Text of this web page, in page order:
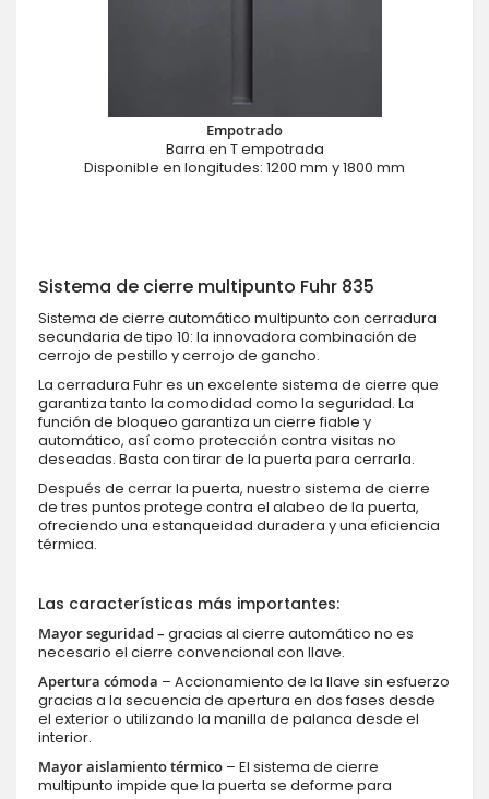
Empotrado
Barra en T empotrada
Disponible en longitudes: 1200 mm y 1800 mm
Sistema de cierre multipunto Fuhr 835
Sistema de cierre automático multipunto con cerradura
secundaria de tipo 10: la innovadora combinación de
cerrojo de pestillo y cerrojo de gancho.
La cerradura Fuhr es un excelente sistema de cierre que
garantiza tanto la comodidad como la seguridad. La
función de bloqueo garantiza un cierre fiable y
automático, así como protección contra visitas no
deseadas. Basta con tirar de la puerta para cerrarla.
Después de cerrar la puerta, nuestro sistema de cierre
de tres puntos protege contra el alabeo de la puerta,
ofreciendo una estanqueidad duradera y una eficiencia
térmica.
Las características más importantes:
Mayor seguridad – gracias al cierre automático no es
necesario el cierre convencional con llave.
Apertura cómoda – Accionamiento de la llave sin esfuerzo
gracias a la secuencia de apertura en dos fases desde
el exterior o utilizando la manilla de palanca desde el
interior.
Mayor aislamiento térmico – El sistema de cierre
multipunto impide que la puerta se deforme para